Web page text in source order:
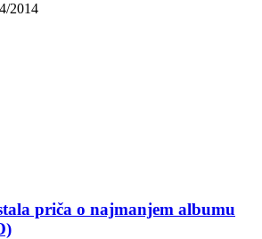
2014
priča o najmanjem albumu